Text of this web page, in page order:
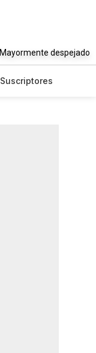
Mayormente despejado
Suscriptores